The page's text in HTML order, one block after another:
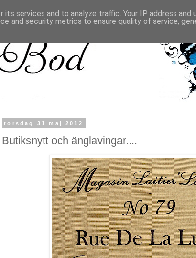
torsdag 31 maj 2012
Butiksnytt och änglavingar....
services and to analyze traffic. Your IP address and
and security metrics to ensure quality of service,